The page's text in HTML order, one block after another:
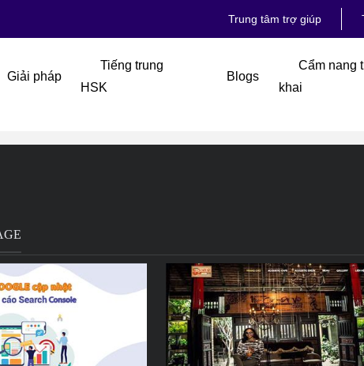
Trung tâm trợ giúp
Giải pháp
Tiếng trung
HSK
Blogs
Cẩm nang
khai